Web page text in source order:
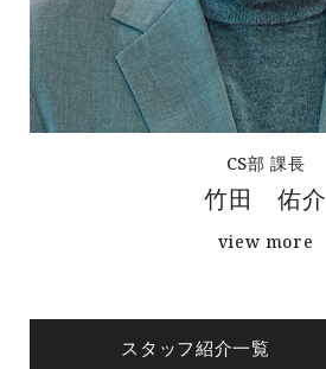
CS部 課長
竹田 佑介
view more
スタッフ紹介一覧